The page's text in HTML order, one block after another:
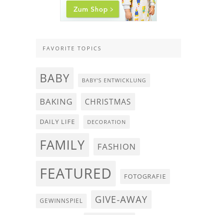
FAVORITE TOPICS
BABY BABY'S ENTWICKLUNG
BAKING CHRISTMAS
DAILY LIFE DECORATION
FAMILY FASHION
FEATURED FOTOGRAFIE
GEWINNSPIEL GIVE-AWAY